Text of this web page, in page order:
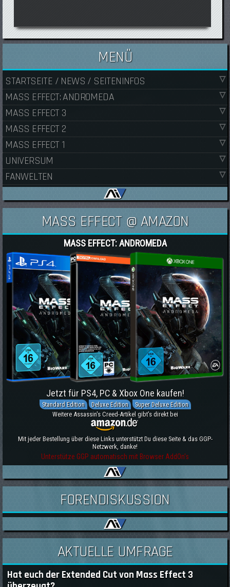
MENÜ
STARTSEITE / NEWS / SEITENINFOS
MASS EFFECT: ANDROMEDA
MASS EFFECT 3
MASS EFFECT 2
MASS EFFECT 1
UNIVERSUM
FANWELTEN
MASS EFFECT @ AMAZON
MASS EFFECT: ANDROMEDA
Jetzt für PS4, PC & Xbox One kaufen!
Standard Edition Deluxe Edition
Super Deluxe Edition
Weitere Assassin's Creed-Artikel gibt's direkt bei
Mit jeder Bestellung über diese Links unterstützt Du diese Seite & das GGP-
Netzwerk, danke!
Unterstütze GGP automatisch mit Browser AddOn's
FORENDISKUSSION
AKTUELLE UMFRAGE
Hat euch der Extended Cut von Mass Effect 3